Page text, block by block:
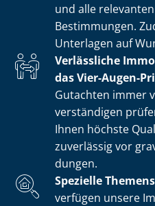
und alle
Bestimmungen.
Unterlagen auf
Verlässliche
das Vier-Augen-
Gutachten immer
ver­stän­di­gen
Ihnen höchste
zuverlässig vor
dun­gen.
Spezielle
verfügen unsere